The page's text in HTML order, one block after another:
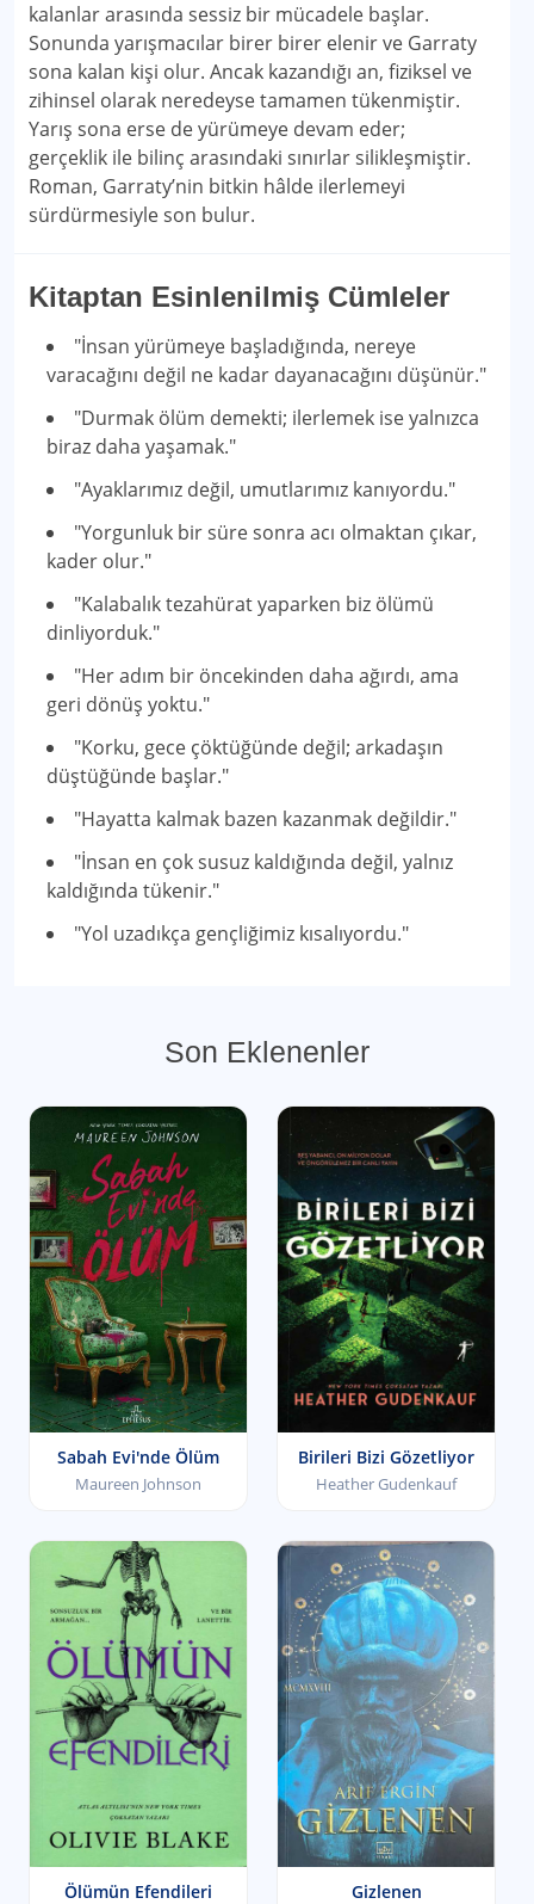
kalanlar arasında sessiz bir mücadele başlar.
Sonunda yarışmacılar birer birer elenir ve Garraty
sona kalan kişi olur. Ancak kazandığı an, fiziksel ve
zihinsel olarak neredeyse tamamen tükenmiştir.
Yarış sona erse de yürümeye devam eder;
gerçeklik ile bilinç arasındaki sınırlar silikleşmiştir.
Roman, Garraty’nin bitkin hâlde ilerlemeyi
sürdürmesiyle son bulur.
Kitaptan Esinlenilmiş Cümleler
"İnsan yürümeye başladığında, nereye
varacağını değil ne kadar dayanacağını düşünür."
"Durmak ölüm demekti; ilerlemek ise yalnızca
biraz daha yaşamak."
"Ayaklarımız değil, umutlarımız kanıyordu."
"Yorgunluk bir süre sonra acı olmaktan çıkar,
kader olur."
"Kalabalık tezahürat yaparken biz ölümü
dinliyorduk."
"Her adım bir öncekinden daha ağırdı, ama
geri dönüş yoktu."
"Korku, gece çöktüğünde değil; arkadaşın
düştüğünde başlar."
"Hayatta kalmak bazen kazanmak değildir."
"İnsan en çok susuz kaldığında değil, yalnız
kaldığında tükenir."
"Yol uzadıkça gençliğimiz kısalıyordu."
Son Eklenenler
Sabah Evi'nde Ölüm
Maureen Johnson
Birileri Bizi Gözetliyor
Heather Gudenkauf
Ölümün Efendileri Gizlenen